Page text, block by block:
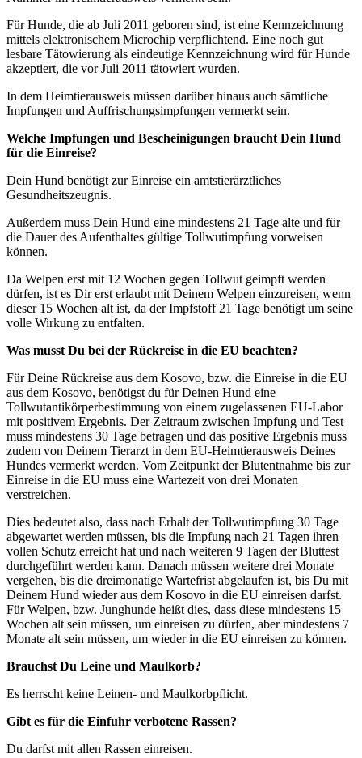
Für Hunde, die ab Juli 2011 geboren sind, ist eine Kennzeichnung
mittels elektronischem Microchip verpflichtend. Eine noch gut
lesbare Tätowierung als eindeutige Kennzeichnung wird für Hunde
akzeptiert, die vor Juli 2011 tätowiert wurden.
In dem Heimtierausweis müssen darüber hinaus auch sämtliche
Impfungen und Auffrischungsimpfungen vermerkt sein.
Welche Impfungen und Bescheinigungen braucht Dein Hund
für die Einreise?
Dein Hund benötigt zur Einreise ein amtstierärztliches
Gesundheitszeugnis.
Außerdem muss Dein Hund eine mindestens 21 Tage alte und für
die Dauer des Aufenthaltes gültige Tollwutimpfung vorweisen
können.
Da Welpen erst mit 12 Wochen gegen Tollwut geimpft werden
dürfen, ist es Dir erst erlaubt mit Deinem Welpen einzureisen, wenn
dieser 15 Wochen alt ist, da der Impfstoff 21 Tage benötigt um seine
volle Wirkung zu entfalten.
Was musst Du bei der Rückreise in die EU beachten?
Für Deine Rückreise aus dem Kosovo, bzw. die Einreise in die EU
aus dem Kosovo, benötigst du für Deinen Hund eine
Tollwutantikörperbestimmung von einem zugelassenen EU-Labor
mit positivem Ergebnis. Der Zeitraum zwischen Impfung und Test
muss mindestens 30 Tage betragen und das positive Ergebnis muss
zudem von Deinem Tierarzt in dem EU-Heimtierausweis Deines
Hundes vermerkt werden. Vom Zeitpunkt der Blutentnahme bis zur
Einreise in die EU muss eine Wartezeit von drei Monaten
verstreichen.
Dies bedeutet also, dass nach Erhalt der Tollwutimpfung 30 Tage
abgewartet werden müssen, bis die Impfung nach 21 Tagen ihren
vollen Schutz erreicht hat und nach weiteren 9 Tagen der Bluttest
durchgeführt werden kann. Danach müssen weitere drei Monate
vergehen, bis die dreimonatige Wartefrist abgelaufen ist, bis Du mit
Deinem Hund wieder aus dem Kosovo in die EU einreisen darfst.
Für Welpen, bzw. Junghunde heißt dies, dass diese mindestens 15
Wochen alt sein müssen, um einreisen zu dürfen, aber mindestens 7
Monate alt sein müssen, um wieder in die EU einreisen zu können.
Brauchst Du Leine und Maulkorb?
Es herrscht keine Leinen- und Maulkorbpflicht.
Gibt es für die Einfuhr verbotene Rassen?
Du darfst mit allen Rassen einreisen.